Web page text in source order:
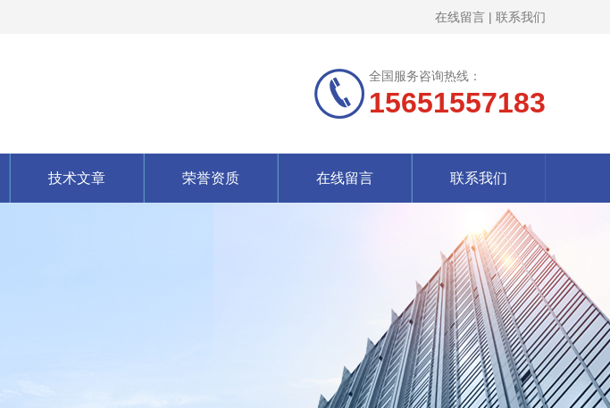
在线留言 | 联系我们
全国服务咨询热线：
15651557183
技术文章 荣誉资质 在线留言 联系我们